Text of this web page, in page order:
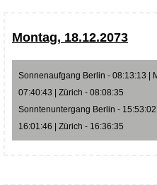
Montag, 18.12.2073
Sonnenaufgang Berlin - 08:13:13 |
07:40:43 | Zürich - 08:08:35
Sonntenuntergang Berlin -
16:01:46 | Zürich - 16:36:35